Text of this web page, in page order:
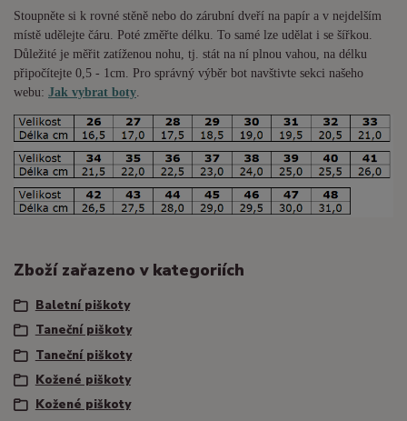
Stoupněte si k rovné stěně nebo do zárubní dveří na papír a v nejdelším
místě udělejte čáru. Poté změřte délku. To samé lze udělat i se šířkou.
Důležité je měřit zatíženou nohu, tj. stát na ní plnou vahou, na délku
připočítejte 0,5 - 1cm . Pro správný výběr bot navštivte sekci našeho
webu: Jak vybrat boty
Zboží zařazeno v kategoriích
Baletní piškoty
Taneční piškoty
Taneční piškoty
Kožené piškoty
Kožené piškoty